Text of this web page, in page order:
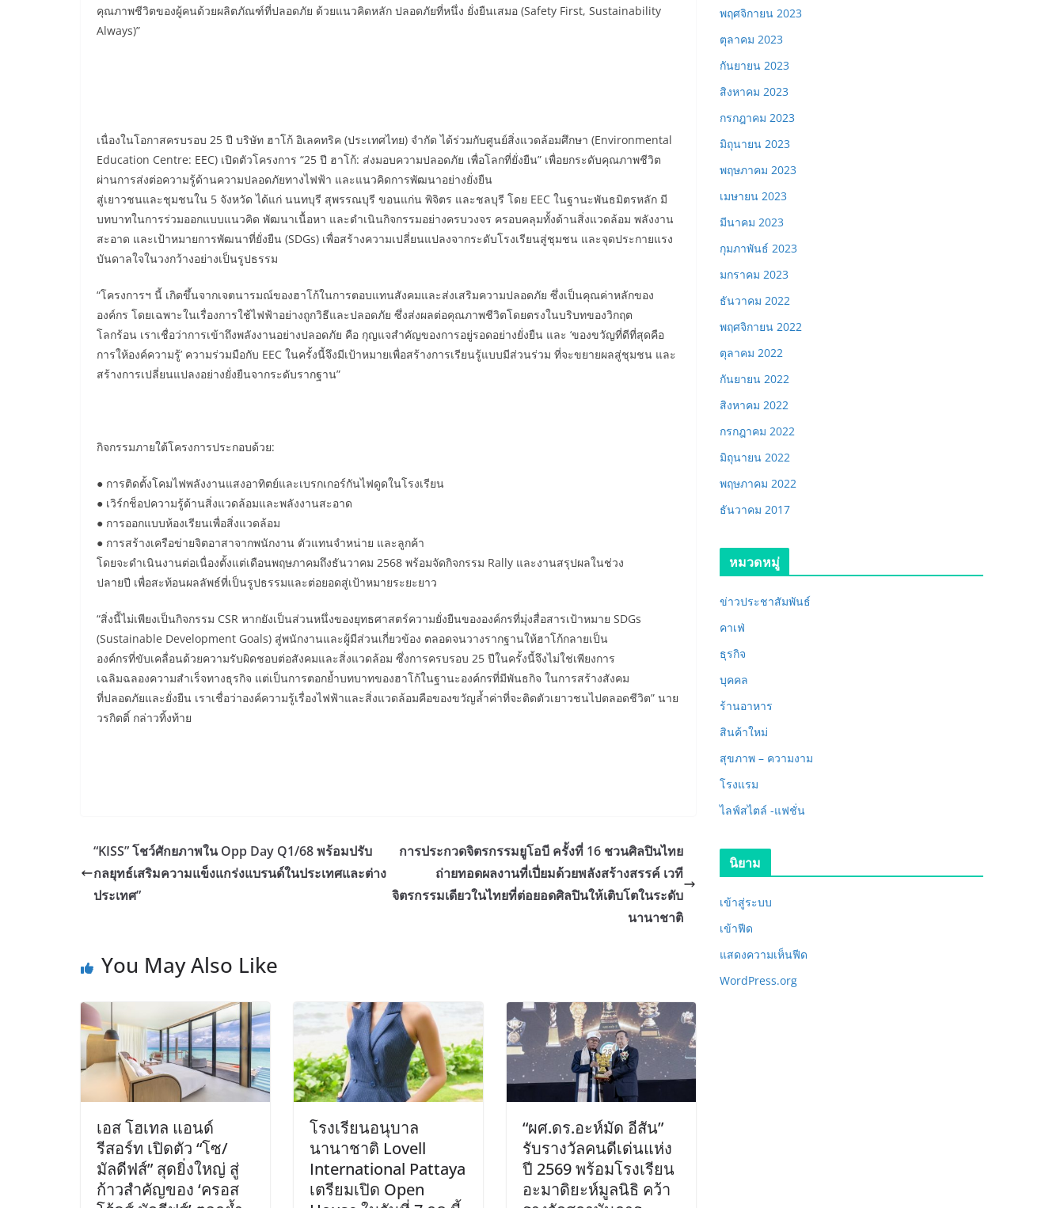
คุณภาพชีวิตของผู้คนด้วยผลิตภัณฑ์ที่ปลอดภัย ด้วยแนวคิดหลัก ปลอดภัยที่หนึ่ง ยั่งยืนเสมอ (Safety First, Sustainability
Always)”
เนื่องในโอกาสครบรอบ 25 ปี บริษัท ฮาโก้ อิเลคทริค (ประเทศไทย) จำกัด ได้ร่วมกับศูนย์สิ่งแวดล้อมศึกษา (Environmental
Education Centre: EEC) เปิดตัวโครงการ “25 ปี ฮาโก้: ส่งมอบความปลอดภัย เพื่อโลกที่ยั่งยืน” เพื่อยกระดับคุณภาพชีวิต
ผ่านการส่งต่อความรู้ด้านความปลอดภัยทางไฟฟ้า และแนวคิดการพัฒนาอย่างยั่งยืน
สู่เยาวชนและชุมชนใน 5 จังหวัด ได้แก่ นนทบุรี สุพรรณบุรี ขอนแก่น พิจิตร และชลบุรี โดย EEC ในฐานะพันธมิตรหลัก มี
บทบาทในการร่วมออกแบบแนวคิด พัฒนาเนื้อหา และดำเนินกิจกรรมอย่างครบวงจร ครอบคลุมทั้งด้านสิ่งแวดล้อม พลังงาน
สะอาด และเป้าหมายการพัฒนาที่ยั่งยืน (SDGs) เพื่อสร้างความเปลี่ยนแปลงจากระดับโรงเรียนสู่ชุมชน และจุดประกายแรง
บันดาลใจในวงกว้างอย่างเป็นรูปธรรม
“โครงการฯ นี้ เกิดขึ้นจากเจตนารมณ์ของฮาโก้ในการตอบแทนสังคมและส่งเสริมความปลอดภัย ซึ่งเป็นคุณค่าหลักของ
องค์กร โดยเฉพาะในเรื่องการใช้ไฟฟ้าอย่างถูกวิธีและปลอดภัย ซึ่งส่งผลต่อคุณภาพชีวิตโดยตรงในบริบทของวิกฤต
โลกร้อน เราเชื่อว่าการเข้าถึงพลังงานอย่างปลอดภัย คือ กุญแจสำคัญของการอยู่รอดอย่างยั่งยืน และ ‘ของขวัญที่ดีที่สุดคือ
การให้องค์ความรู้’ ความร่วมมือกับ EEC ในครั้งนี้จึงมีเป้าหมายเพื่อสร้างการเรียนรู้แบบมีส่วนร่วม ที่จะขยายผลสู่ชุมชน และ
สร้างการเปลี่ยนแปลงอย่างยั่งยืนจากระดับรากฐาน”
กิจกรรมภายใต้โครงการประกอบด้วย:
● การติดตั้งโคมไฟพลังงานแสงอาทิตย์และเบรกเกอร์กันไฟดูดในโรงเรียน
● เวิร์กช็อปความรู้ด้านสิ่งแวดล้อมและพลังงานสะอาด
● การออกแบบห้องเรียนเพื่อสิ่งแวดล้อม
● การสร้างเครือข่ายจิตอาสาจากพนักงาน ตัวแทนจำหน่าย และลูกค้า
โดยจะดำเนินงานต่อเนื่องตั้งแต่เดือนพฤษภาคมถึงธันวาคม 2568 พร้อมจัดกิจกรรม Rally และงานสรุปผลในช่วง
ปลายปี เพื่อสะท้อนผลลัพธ์ที่เป็นรูปธรรมและต่อยอดสู่เป้าหมายระยะยาว
“สิ่งนี้ไม่เพียงเป็นกิจกรรม CSR หากยังเป็นส่วนหนึ่งของยุทธศาสตร์ความยั่งยืนขององค์กรที่มุ่งสื่อสารเป้าหมาย SDGs
(Sustainable Development Goals) สู่พนักงานและผู้มีส่วนเกี่ยวข้อง ตลอดจนวางรากฐานให้ฮาโก้กลายเป็น
องค์กรที่ขับเคลื่อนด้วยความรับผิดชอบต่อสังคมและสิ่งแวดล้อม ซึ่งการครบรอบ 25 ปีในครั้งนี้จึงไม่ใช่เพียงการ
เฉลิมฉลองความสำเร็จทางธุรกิจ แต่เป็นการตอกย้ำบทบาทของฮาโก้ในฐานะองค์กรที่มีพันธกิจ ในการสร้างสังคม
ที่ปลอดภัยและยั่งยืน เราเชื่อว่าองค์ความรู้เรื่องไฟฟ้าและสิ่งแวดล้อมคือของขวัญล้ำค่าที่จะติดตัวเยาวชนไปตลอดชีวิต” นาย
วรกิตติ์ กล่าวทิ้งท้าย
“KISS” โชว์ศักยภาพใน Opp Day Q1/68 พร้อมปรับ
กลยุทธ์เสริมความแข็งแกร่งแบรนด์ในประเทศและต่าง
ประเทศ”
การประกวดจิตรกรรมยูโอบี ครั้งที่ 16 ชวนศิลปินไทย
ถ่ายทอดผลงานที่เปี่ยมด้วยพลังสร้างสรรค์ เวที
จิตรกรรมเดียวในไทยที่ต่อยอดศิลปินให้เติบโตในระดับ
นานาชาติ
You May Also Like
เอส โฮเทล แอนด์
รีสอร์ท เปิดตัว “โซ/
มัลดีฟส์” สุดยิ่งใหญ่​ สู่
ก้าวสำคัญของ ‘ครอส
โรงเรียนอนุบาล
นานาชาติ Lovell
International Pattaya
เตรียมเปิด Open
“ผศ.ดร.อะห์มัด อีสัน”
รับรางวัลคนดีเด่นแห่ง
ปี 2569 พร้อมโรงเรียน
อะมาดิยะห์มูลนิธิ คว้า
พฤศจิกายน 2023
ตุลาคม 2023
กันยายน 2023
สิงหาคม 2023
กรกฎาคม 2023
มิถุนายน 2023
พฤษภาคม 2023
เมษายน 2023
มีนาคม 2023
กุมภาพันธ์ 2023
มกราคม 2023
ธันวาคม 2022
พฤศจิกายน 2022
ตุลาคม 2022
กันยายน 2022
สิงหาคม 2022
กรกฎาคม 2022
มิถุนายน 2022
พฤษภาคม 2022
ธันวาคม 2017
หมวดหมู่
ข่าวประชาสัมพันธ์
คาเฟ่
ธุรกิจ
บุคคล
ร้านอาหาร
สินค้าใหม่
สุขภาพ – ความงาม
โรงแรม
ไลฟ์สไตล์ -แฟชั่น
นิยาม
เข้าสู่ระบบ
เข้าฟีด
แสดงความเห็นฟีด
WordPress.org